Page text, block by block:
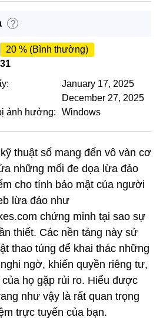
?
20 % (Bình thường)
31
January 17, 2025
December 27, 2025
ảnh hưởng:
Windows
thuật số mang đến vô vàn cơ
những mối đe dọa lừa đảo
cho tính bảo mật của người
lừa đảo như
chứng minh tại sao sự
thiết. Các nền tảng này sử
thao túng để khai thác những
ngờ, khiến quyền riêng tư,
họ gặp rủi ro. Hiểu được
như vậy là rất quan trọng
trực tuyến của bạn.